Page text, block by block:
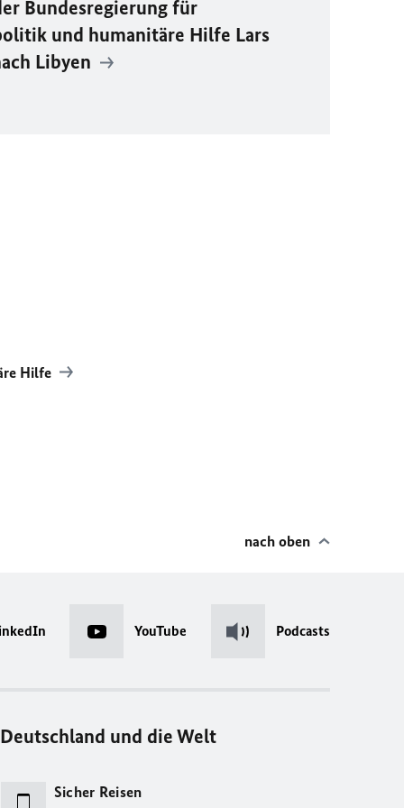
Bundesregierung für
und humanitäre Hilfe Lars
Libyen
Hilfe
nach oben
YouTube Podcasts
Deutschland und die Welt
Sicher Reisen